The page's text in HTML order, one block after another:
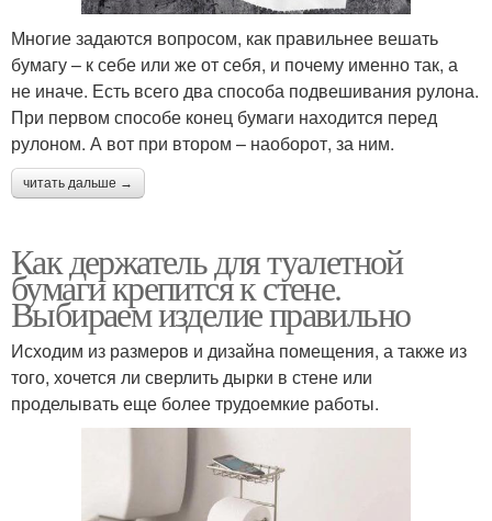
Многие задаются вопросом, как правильнее вешать
бумагу – к себе или же от себя, и почему именно так, а
не иначе. Есть всего два способа подвешивания рулона.
При первом способе конец бумаги находится перед
рулоном. А вот при втором – наоборот, за ним.
читать дальше →
Как держатель для туалетной
бумаги крепится к стене.
Выбираем изделие правильно
Исходим из размеров и дизайна помещения, а также из
того, хочется ли сверлить дырки в стене или
проделывать еще более трудоемкие работы.